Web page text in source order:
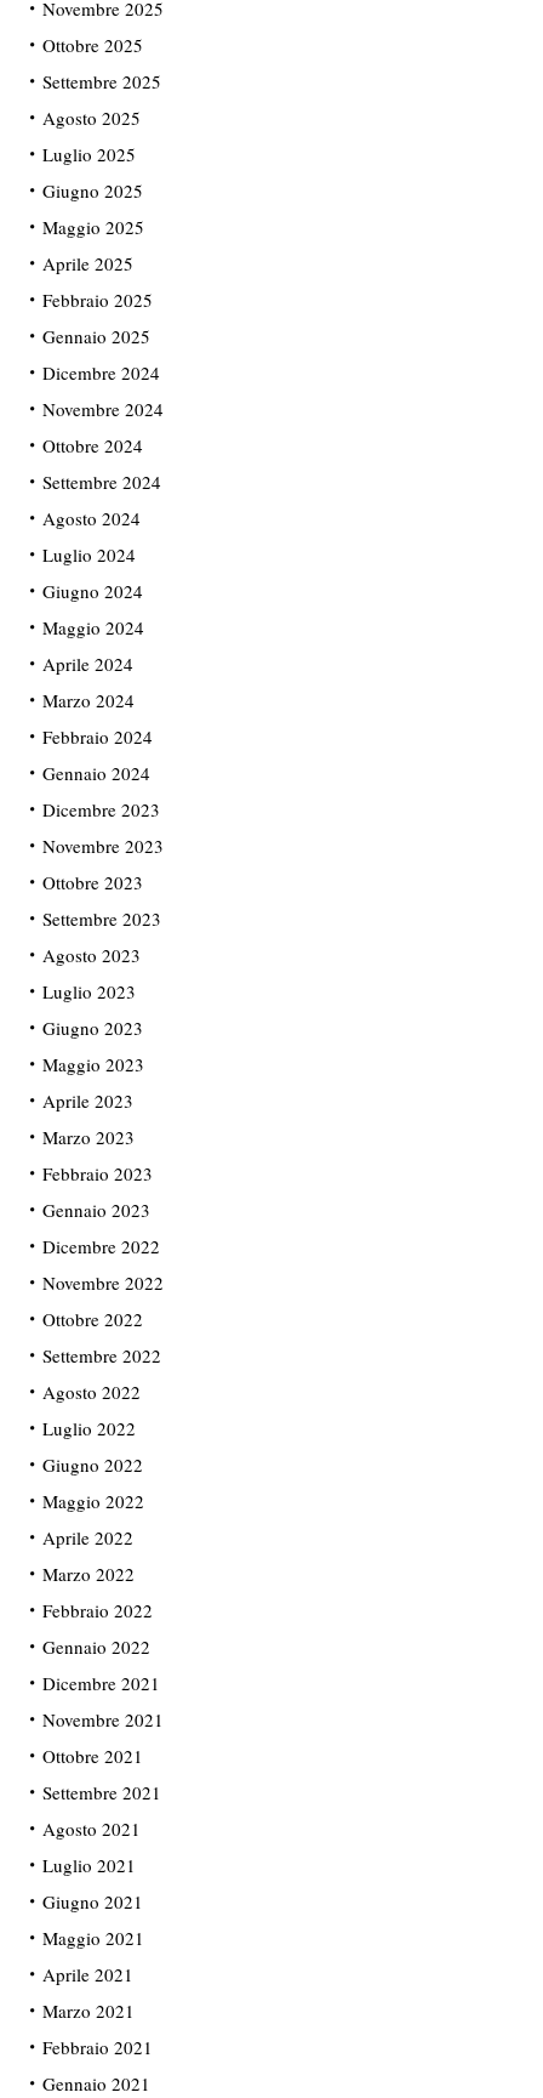
Novembre 2025
Ottobre 2025
Settembre 2025
Agosto 2025
Luglio 2025
Giugno 2025
Maggio 2025
Aprile 2025
Febbraio 2025
Gennaio 2025
Dicembre 2024
Novembre 2024
Ottobre 2024
Settembre 2024
Agosto 2024
Luglio 2024
Giugno 2024
Maggio 2024
Aprile 2024
Marzo 2024
Febbraio 2024
Gennaio 2024
Dicembre 2023
Novembre 2023
Ottobre 2023
Settembre 2023
Agosto 2023
Luglio 2023
Giugno 2023
Maggio 2023
Aprile 2023
Marzo 2023
Febbraio 2023
Gennaio 2023
Dicembre 2022
Novembre 2022
Ottobre 2022
Settembre 2022
Agosto 2022
Luglio 2022
Giugno 2022
Maggio 2022
Aprile 2022
Marzo 2022
Febbraio 2022
Gennaio 2022
Dicembre 2021
Novembre 2021
Ottobre 2021
Settembre 2021
Agosto 2021
Luglio 2021
Giugno 2021
Maggio 2021
Aprile 2021
Marzo 2021
Febbraio 2021
Gennaio 2021